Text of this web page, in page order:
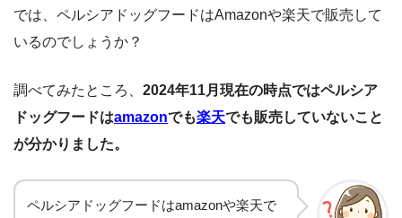
では、ペルシアドッグフードはAmazonや楽天で販売して
いるのでしょうか？
調べてみたところ、 2024年11月現在の時点ではペルシア
ドッグフードはamazonでも楽天でも販売していないこと
が分かりました。
ペルシアドッグフードはamazonや楽天で